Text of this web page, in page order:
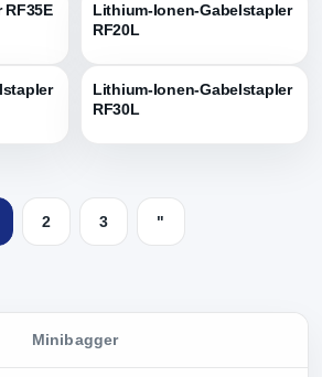
Minibagger
Lithium-Ionen-Gabelstapler
RF20L
Lithium-Ionen-Gabelstapler
RF30L
2 3 "